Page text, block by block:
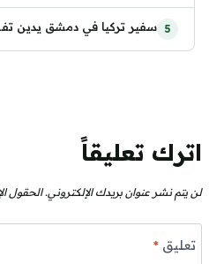
سفير تركيا في دمشق يدين
اترك تعليقاً
لن يتم نشر عنوان بريدك الإلكتروني. الحقول
تعليق*